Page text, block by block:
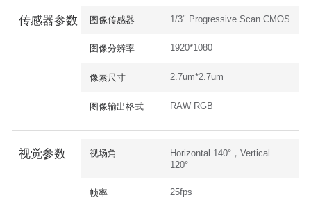
传感器参数 图像传感器 1/3" Progressive Scan CMOS
图像分辨率 1920*1080
像素尺寸 2.7um*2.7um
图像输出格式 RAW RGB
视觉参数 视场角
Horizontal 140°，Vertical
120°
帧率 25fps